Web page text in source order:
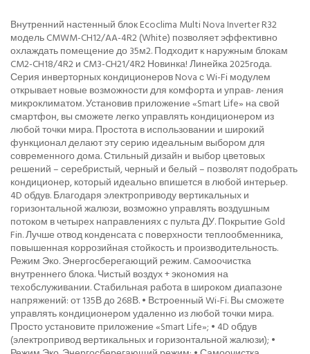
Внутренний настенный блок Ecoclima Multi Nova Inverter R32
модель CMWM-CH12/AA-4R2 (White) позволяет эффективно
охлаждать помещение до 35м2. Подходит к наружным блокам
CM2-CH18/4R2 и CM3-CH21/4R2 Новинка! Линейка 2025года.
Серия инверторных кондиционеров Nova с Wi-Fi модулем
открывает новые возможности для комфорта и управ- ления
микроклиматом. Установив приложение «Smart Life» на свой
смартфон, вы сможете легко управлять кондиционером из
любой точки мира. Простота в использовании и широкий
функционал делают эту серию идеальным выбором для
современного дома. Стильный дизайн и выбор цветовых
решений – серебристый, черный и белый – позволят подобрать
кондиционер, который идеально впишется в любой интерьер.
4D обдув. Благодаря электроприводу вертикальных и
горизонтальной жалюзи, возможно управлять воздушным
потоком в четырех направлениях с пульта ДУ. Покрытие Gold
Fin. Лучше отвод конденсата с поверхности теплообменника,
повышенная коррозийная стойкость и производительность.
Режим Эко. Энергосберегающий режим. Cамоочистка
внутреннего блока. Чистый воздух + экономия на
техобслуживании. Стабильная работа в широком диапазоне
напряжений: от 135В до 268В.• Встроенный Wi-Fi. Вы сможете
управлять кондиционером удаленно из любой точки мира.
Просто установите приложение «Smart Life»; • 4D обдув
(электропривод вертикальных и горизонтальной жалюзи); •